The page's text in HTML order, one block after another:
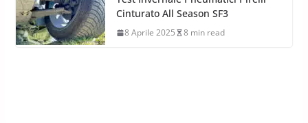
Cinturato All Season SF3
8 Aprile 2025 8 min read